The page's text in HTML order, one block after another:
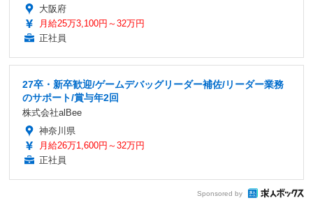
大阪府
月給25万3,100円～32万円
正社員
27卒・新卒歓迎/ゲームデバッグリーダー補佐/リーダー業務
のサポート/賞与年2回
株式会社alBee
神奈川県
月給26万1,600円～32万円
正社員
Sponsored by